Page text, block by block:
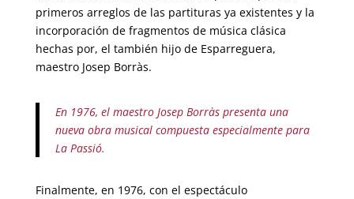
primeros arreglos de las partituras ya existentes y la
incorporación de fragmentos de música clásica
hechas por, el también hijo de Esparreguera,
maestro Josep Borràs.
En 1976, el maestro Josep Borràs presenta una
nueva obra musical compuesta especialmente para
La Passió.
Finalmente, en 1976, con el espectáculo